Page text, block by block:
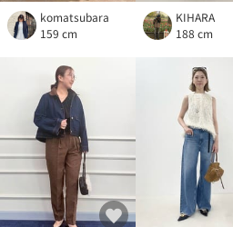
komatsubara
159 cm
KIHARA
188 cm